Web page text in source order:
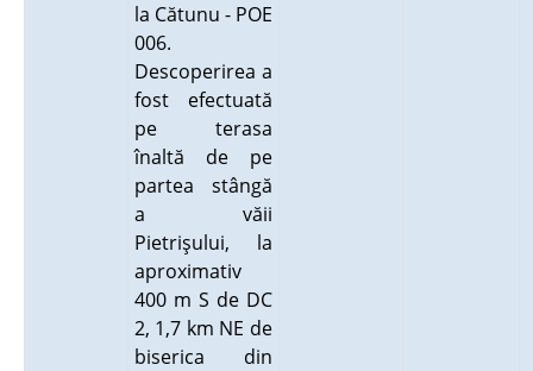
la Cătunu - POE
006.
Descoperirea a
fost efectuată
pe terasa
înaltă de pe
partea stângă
a văii
Pietrişului, la
aproximativ
400 m S de DC
2, 1,7 km NE de
biserica din